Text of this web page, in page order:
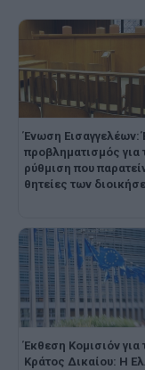
Ένωση Εισαγγελέων:
προβληματισμός για
ρύθμιση που
θητείες των
Έκθεση Κομισιόν για
Κράτος Δικαίου: Η